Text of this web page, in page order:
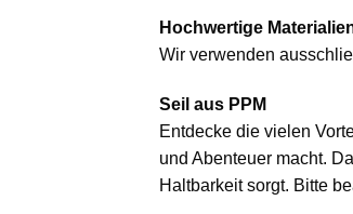
Hochwertige
Wir verwenden
Seil aus PPM
Entdecke die vielen
und Abenteuer macht.
Haltbarkeit sorgt. Bitte